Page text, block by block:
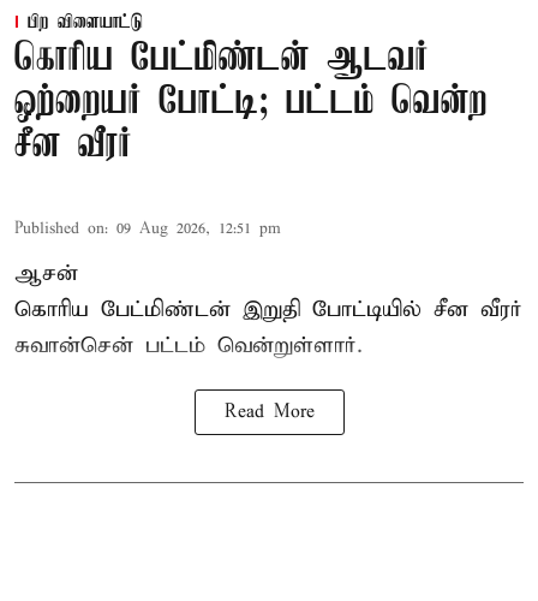
பிற விளையாட்டு
கொரிய பேட்மிண்டன் ஆடவர்
ஒற்றையர் போட்டி; பட்டம் வென்ற
சீன வீரர்
Published on: 09 Aug 2026, 12:51 pm
ஆசன்
கொரிய பேட்மிண்டன் இறுதி போட்டியில் சீன வீரர்
சுவான்சென் பட்டம் வென்றுள்ளார்.
Read More